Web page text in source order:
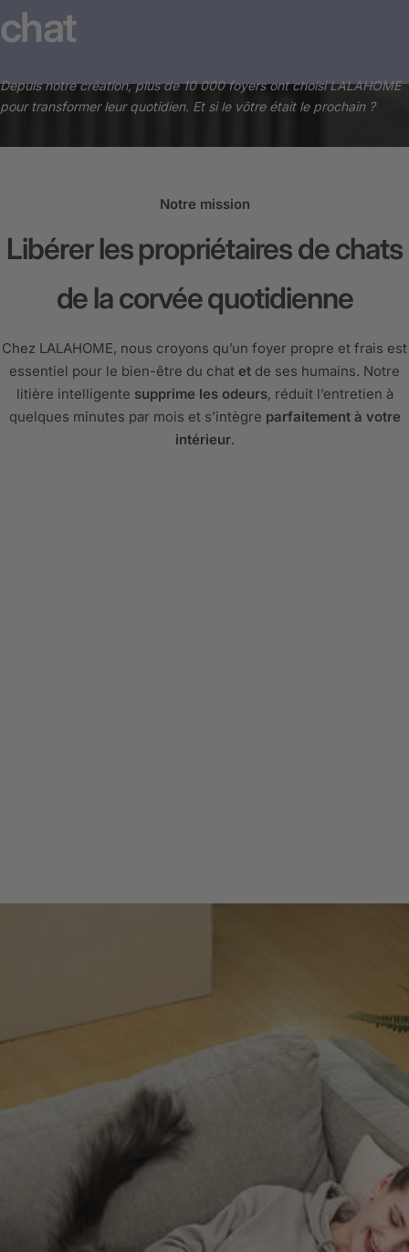
chat
Depuis notre création, plus de 10 000 foyers ont choisi LALAHOME
pour transformer leur quotidien. Et si le vôtre était le prochain ?
Notre mission
Libérer les propriétaires de chats
de la corvée quotidienne
Chez LALAHOME, nous croyons qu’un foyer propre et frais est
essentiel pour le bien-être du chat et de ses humains. Notre
litière intelligente supprime les odeurs, réduit l’entretien à
quelques minutes par mois et s’intègre parfaitement à votre
intérieur.